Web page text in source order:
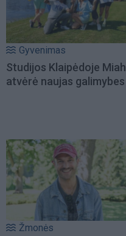
Gyvenimas
Studijos Klaipėdoje Miah
atvėrė naujas galimybes
Žmonės